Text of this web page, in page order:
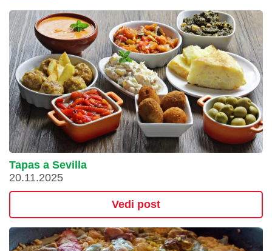
Tapas a Sevilla
20.11.2025
Vedi post